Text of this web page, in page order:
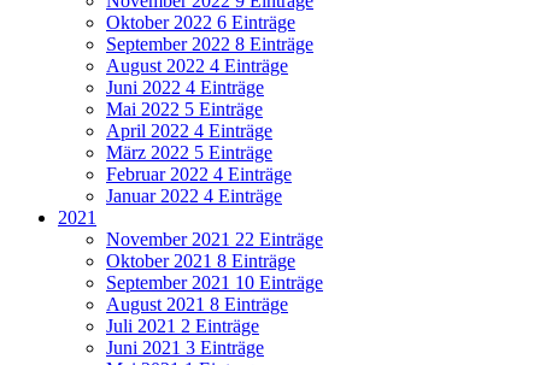
Oktober 2022 6 Einträge
September 2022 8 Einträge
August 2022 4 Einträge
Juni 2022 4 Einträge
Mai 2022 5 Einträge
April 2022 4 Einträge
März 2022 5 Einträge
Februar 2022 4 Einträge
Januar 2022 4 Einträge
2021
November 2021 22 Einträge
Oktober 2021 8 Einträge
September 2021 10 Einträge
August 2021 8 Einträge
Juli 2021 2 Einträge
Juni 2021 3 Einträge